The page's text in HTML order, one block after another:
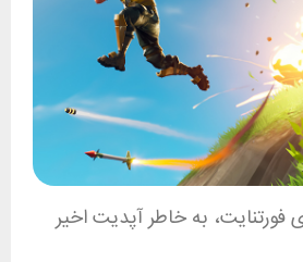
فورتنایت، به خاطر آپدیت اخیر